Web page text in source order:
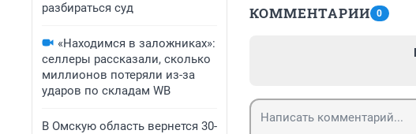
разбираться суд
«Находимся в заложниках»:
селлеры рассказали, сколько
миллионов потеряли из-за
ударов по складам WB
В Омскую область вернется 30-
КОММЕНТАРИИ 0